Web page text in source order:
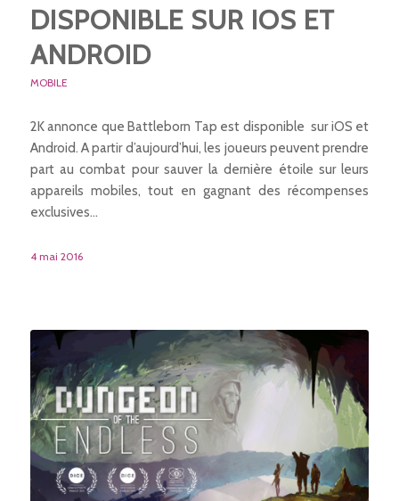
DISPONIBLE SUR IOS ET
ANDROID
MOBILE
2K annonce que Battleborn Tap est disponible sur iOS et
Android. A partir d’aujourd’hui, les joueurs peuvent prendre
part au combat pour sauver la dernière étoile sur leurs
appareils mobiles, tout en gagnant des récompenses
exclusives…
4 mai 2016